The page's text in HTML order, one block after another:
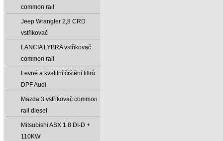
common rail
Jeep Wrangler 2‚8 CRD
vstřikovač
LANCIA LYBRA vstřikovač
common rail
Levné a kvalitní čištění filtrů
DPF Audi
Mazda 3 vstřikovač common
rail diesel
Mitsubishi ASX 1.8 DI-D +
110KW